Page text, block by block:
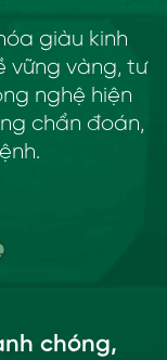
giàu kinh
vững vàng, tư
nghệ hiện
chẩn đoán,
chóng,